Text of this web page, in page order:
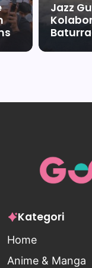
Jazz
Kategori
Home
Anime & Manga